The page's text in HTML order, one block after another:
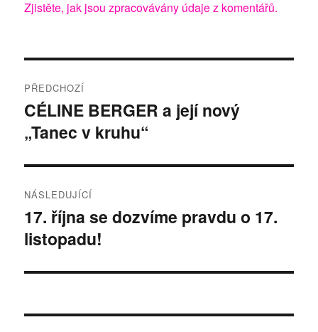
Zjistěte, jak jsou zpracovávány údaje z komentářů.
pro
příspěvek
PŘEDCHOZÍ
Předchozí
příspěvek:
CÉLINE BERGER a její nový
„Tanec v kruhu“
NÁSLEDUJÍCÍ
Následující
příspěvek:
17. října se dozvíme pravdu o 17.
listopadu!